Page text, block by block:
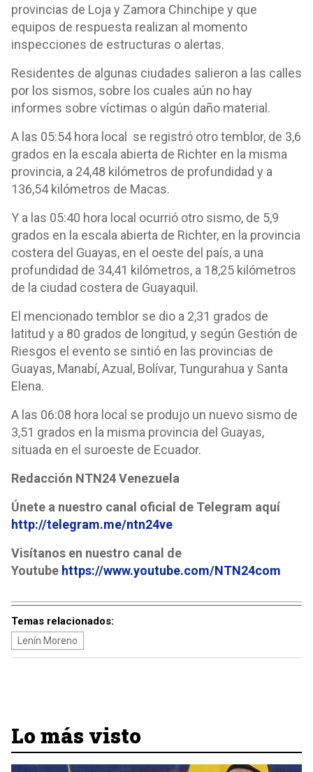
provincias de Loja y Zamora Chinchipe y que
equipos de respuesta realizan al momento
inspecciones de estructuras o alertas.
Residentes de algunas ciudades salieron a las calles
por los sismos, sobre los cuales aún no hay
informes sobre víctimas o algún daño material.
A las 05:54 hora local se registró otro temblor, de 3,6
grados en la escala abierta de Richter en la misma
provincia, a 24,48 kilómetros de profundidad y a
136,54 kilómetros de Macas.
Y a las 05:40 hora local ocurrió otro sismo, de 5,9
grados en la escala abierta de Richter, en la provincia
costera del Guayas, en el oeste del país, a una
profundidad de 34,41 kilómetros, a 18,25 kilómetros
de la ciudad costera de Guayaquil.
El mencionado temblor se dio a 2,31 grados de
latitud y a 80 grados de longitud, y según Gestión de
Riesgos el evento se sintió en las provincias de
Guayas, Manabí, Azual, Bolívar, Tungurahua y Santa
Elena.
A las 06:08 hora local se produjo un nuevo sismo de
3,51 grados en la misma provincia del Guayas,
situada en el suroeste de Ecuador.
Redacción NTN24 Venezuela
Únete a nuestro canal oficial de Telegram aquí
http://telegram.me/ntn24ve
Visítanos en nuestro canal de
Youtube https://www.youtube.com/NTN24com
Temas relacionados:
Lenín Moreno
Lo más visto